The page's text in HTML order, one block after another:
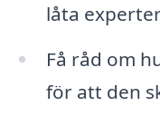
låta
Få råd om
för att den